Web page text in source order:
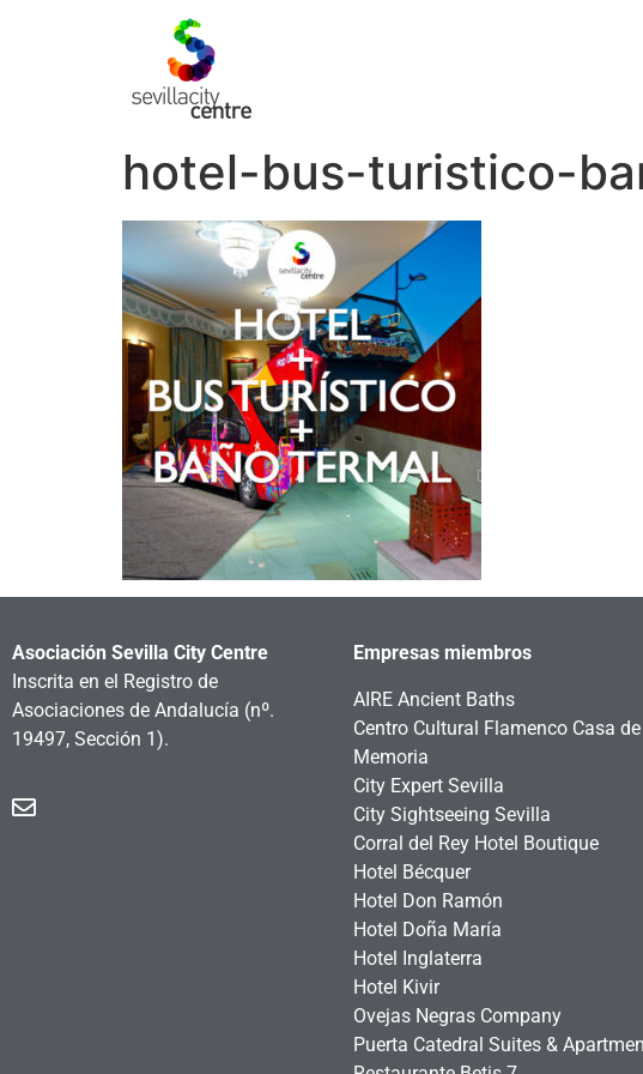
hotel-bus-turistico-
Asociación Sevilla City Centre
Inscrita en el Registro de
Asociaciones de Andalucía (nº.
19497, Sección 1).
Empresas miembros
AIRE Ancient Baths
Centro Cultural Flamenco Casa
Memoria
City Expert Sevilla
City Sightseeing Sevilla
Corral del Rey Hotel Boutique
Hotel Bécquer
Hotel Don Ramón
Hotel Doña María
Hotel Inglaterra
Hotel Kivir
Ovejas Negras Company
Puerta Catedral Suites &